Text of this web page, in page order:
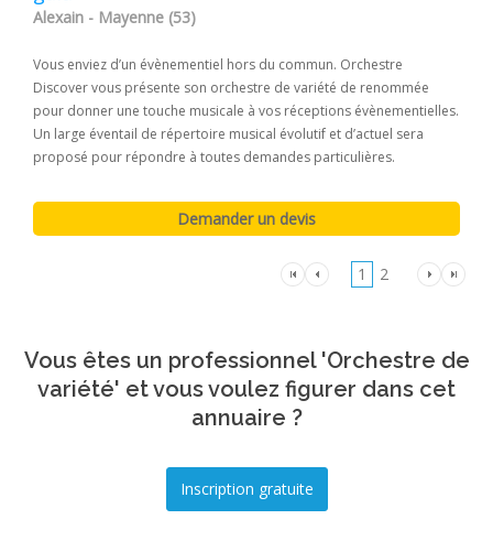
Alexain - Mayenne (53)
Vous enviez d’un évènementiel hors du commun. Orchestre
Discover vous présente son orchestre de variété de renommée
pour donner une touche musicale à vos réceptions évènementielles.
Un large éventail de répertoire musical évolutif et d’actuel sera
proposé pour répondre à toutes demandes particulières.
1 2
Vous êtes un professionnel 'Orchestre de
variété' et vous voulez figurer dans cet
annuaire ?